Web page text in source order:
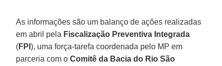
As informações são um balanço de ações realizadas
em abril pela Fiscalização Preventiva Integrada
(FPI), uma força-tarefa coordenada pelo MP em
parceria com oComitê da Bacia do Rio São